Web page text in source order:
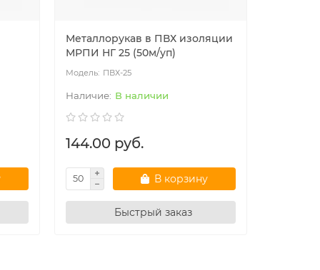
Металлорукав в ПВХ изоляции
МРПИ НГ 25 (50м/уп)
ПВХ-25
В наличии
144.00 руб.
В корзину
Быстрый заказ